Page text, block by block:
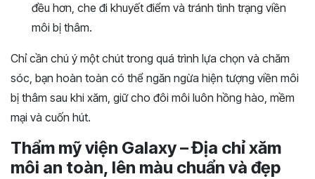
đều hơn, che đi khuyết điểm và tránh tình trạng viền
môi bị thâm.
Chỉ cần chú ý một chút trong quá trình lựa chọn và chăm
sóc, bạn hoàn toàn có thể ngăn ngừa hiện tượng viền môi
bị thâm sau khi xăm, giữ cho đôi môi luôn hồng hào, mềm
mại và cuốn hút.
Thẩm mỹ viện Galaxy – Địa chỉ xăm
môi an toàn, lên màu chuẩn và đẹp